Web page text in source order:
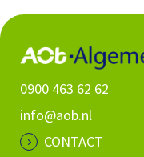
0900 463 62 62
info@aob.nl
CONTACT